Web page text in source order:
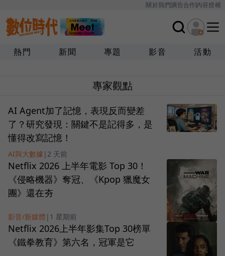
關於我們廣告合作內容授權
熱門 新聞 專題 影音 活動
專家觀點
AI Agent加了記憶，表現反而變差
了？研究發現：關鍵不是記得多，是
懂得改寫記憶！
AI與大數據 | 2 天前
Netflix 2026 上半年電影 Top 30！
《侵略機器》奪冠、《Kpop 獵魔女
團》還在夯
影音/新媒體 | 1 星期前
Netflix 2026上半年影集Top 30榜單
《鐵拳教育》第六名，冠軍是它